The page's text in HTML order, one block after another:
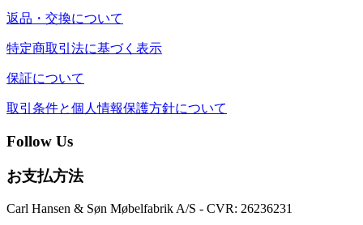
返品・交換について
特定商取引法に基づく表示
保証について
取引条件と個人情報保護方針について
Follow Us
お支払方法
Carl Hansen & Søn Møbelfabrik A/S - CVR: 26236231